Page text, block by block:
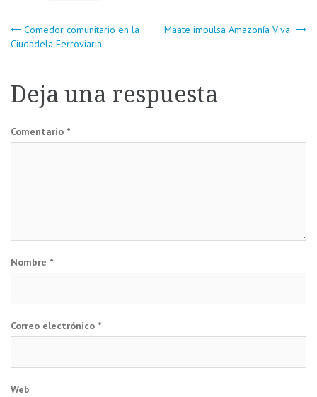
Navegación
entradas
Comedor comunitario en la
Ciudadela Ferroviaria
Maate impulsa Amazonía Viva
Deja una respuesta
Comentario *
Nombre *
Correo electrónico *
Web